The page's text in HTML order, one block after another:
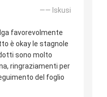
—— Iskusi
favorevolmente
è okay le stagnole
sono molto
ringraziamenti per
del foglio